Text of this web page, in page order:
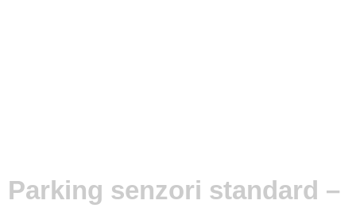
Parking senzori standard –